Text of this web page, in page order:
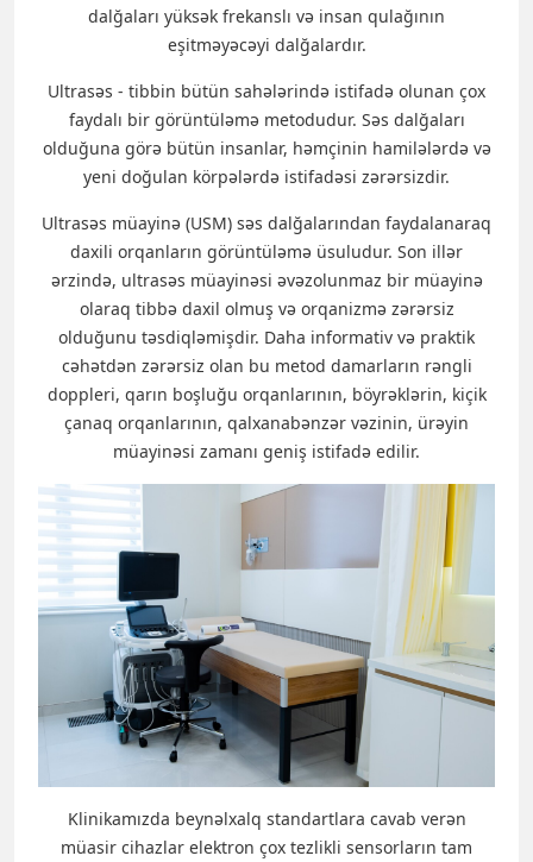
dalğaları yüksək frekanslı və insan qulağının
eşitməyəcəyi dalğalardır.
Ultrasəs - tibbin bütün sahələrində istifadə olunan çox
faydalı bir görüntüləmə metodudur. Səs dalğaları
olduğuna görə bütün insanlar, həmçinin hamilələrdə və
yeni doğulan körpələrdə istifadəsi zərərsizdir.
Ultrasəs müayinə (USM) səs dalğalarından faydalanaraq
daxili orqanların görüntüləmə üsuludur. Son illər
ərzində, ultrasəs müayinəsi əvəzolunmaz bir müayinə
olaraq tibbə daxil olmuş və orqanizmə zərərsiz
olduğunu təsdiqləmişdir. Daha informativ və praktik
cəhətdən zərərsiz olan bu metod damarların rəngli
doppleri, qarın boşluğu orqanlarının, böyrəklərin, kiçik
çanaq orqanlarının, qalxanabənzər vəzinin, ürəyin
müayinəsi zamanı geniş istifadə edilir.
Klinikamızda beynəlxalq standartlara cavab verən
müasir cihazlar elektron çox tezlikli sensorların tam